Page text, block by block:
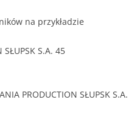
na przykładzie
S.A. 45
PRODUCTION SŁUPSK S.A.